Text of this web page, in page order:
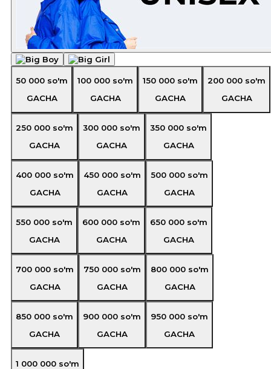
50 000 so'm
GACHA
100 000 so'm
GACHA
150 000 so'm
GACHA
200 000 so'm
GACHA
250 000 so'm
GACHA
300 000 so'm
GACHA
350 000 so'm
GACHA
400 000 so'm
GACHA
450 000 so'm
GACHA
500 000 so'm
GACHA
550 000 so'm
GACHA
600 000 so'm
GACHA
650 000 so'm
GACHA
700 000 so'm
GACHA
750 000 so'm
GACHA
800 000 so'm
GACHA
850 000 so'm
GACHA
900 000 so'm
GACHA
950 000 so'm
GACHA
1 000 000 so'm